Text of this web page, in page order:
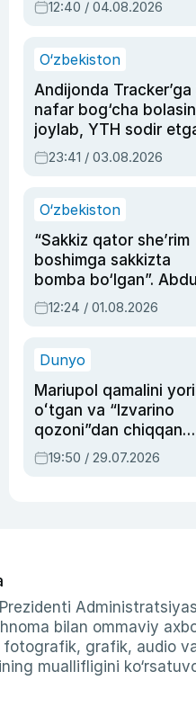
olmay qolishidan
12:40 / 04.08.2026
O‘zbekiston
Andijonda Tracker’ga
nafar bog‘cha
joylab, YTH sodir
ayolga sud hukmi
23:41 / 03.08.2026
O‘zbekiston
“Sakkiz qator she’rim
boshimga sakkizta
bomba bo‘lgan”.
Oripovni siyosiy
ayblovlardan asrab
12:24 / 01.08.2026
Dunyo
Mariupol qamalini
oʻtgan va “Izvarino
qozoni”dan chiqqan
qahramon — Ukraina
armiyasi bosh
19:50 / 29.07.2026
bilan ommaviy
fotografik, grafik, audio
muallifligini